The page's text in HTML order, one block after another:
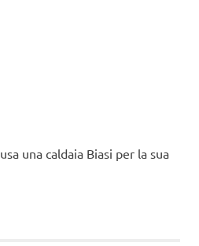
usa una caldaia Biasi per la sua